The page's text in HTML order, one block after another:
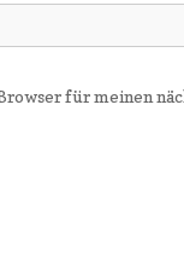
für meinen